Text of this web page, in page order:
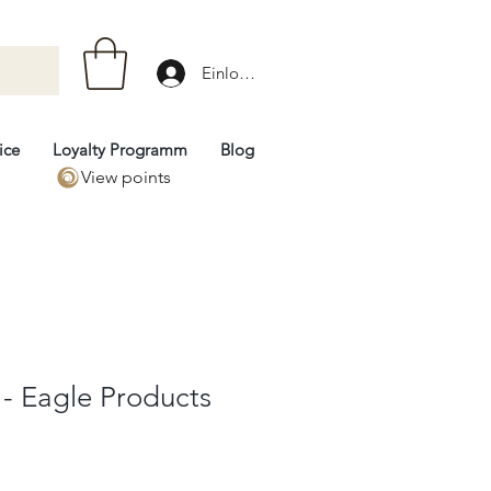
Einloggen
Loyalty Programm
Blog
View points
Eagle Products